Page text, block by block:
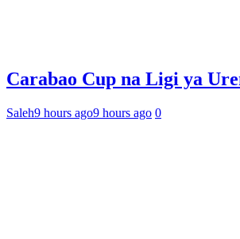
Carabao Cup na Ligi ya
Saleh9 hours ago9 hours ago 0